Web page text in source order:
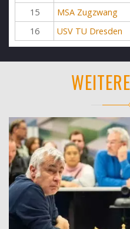
15
MSA Zugzwang
16
USV TU Dresden